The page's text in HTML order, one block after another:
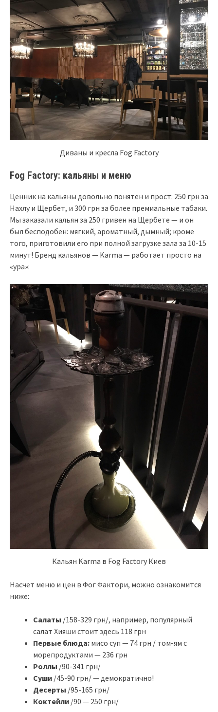
Диваны и кресла Fog Factory
Fog Factory: кальяны и меню
Ценник на кальяны довольно понятен и прост: 250 грн за
Нахлу и Щербет, и 300 грн за более премиальные табаки.
Мы заказали кальян за 250 гривен на Щербете — и он
был бесподобен: мягкий, ароматный, дымный; кроме
того, приготовили его при полной загрузке зала за 10-15
минут! Бренд кальянов — Karma — работает просто на
«ура»:
Кальян Karma в Fog Factory Киев
Насчет меню и цен в Фог Фактори, можно ознакомится
ниже:
Салаты /158-329 грн/, например, популярный
салат Хияши стоит здесь 118 грн
Первые блюда: мисо суп — 74 грн / том-ям с
морепродуктами — 236 грн
Роллы /90-341 грн/
Суши /45-90 грн/ — демократично!
Десерты /95-165 грн/
Коктейли /90 — 250 грн/